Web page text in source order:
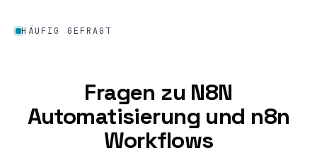
HÄUFIG GEFRAGT
Fragen zu N8N
Automatisierung und n8n
Workflows